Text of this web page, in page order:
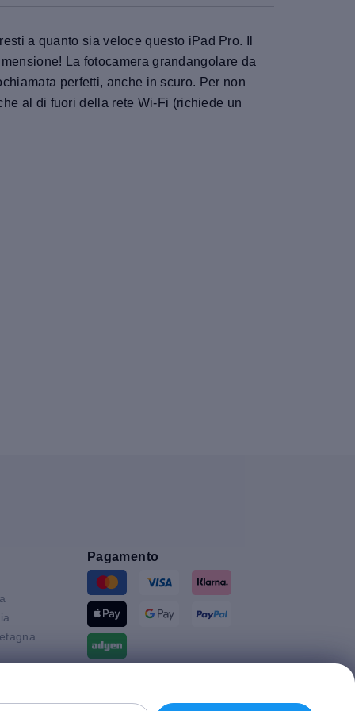
a quanto sia veloce questo iPad Pro. Il
La fotocamera grandangolare da
perfetti, anche in scuro. Per non
al di fuori della rete Wi-Fi (richiede un
Pagamento